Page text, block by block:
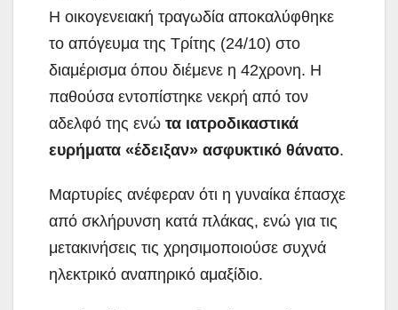
Η οικογενειακή τραγωδία αποκαλύφθηκε
το απόγευμα της Τρίτης (24/10) στο
διαμέρισμα όπου διέμενε η 42χρονη. Η
παθούσα εντοπίστηκε νεκρή από τον
αδελφό της ενώ τα ιατροδικαστικά
ευρήματα «έδειξαν» ασφυκτικό θάνατο.
Μαρτυρίες ανέφεραν ότι η γυναίκα έπασχε
από σκλήρυνση κατά πλάκας, ενώ για τις
μετακινήσεις τις χρησιμοποιούσε συχνά
ηλεκτρικό αναπηρικό αμαξίδιο.